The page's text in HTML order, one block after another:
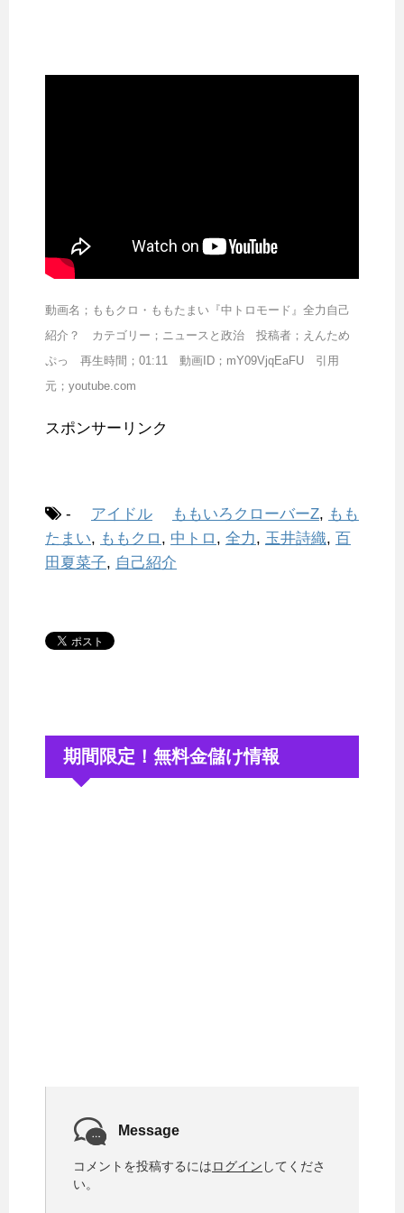
動画名；ももクロ・ももたまい『中トロモード』全力自己
紹介？ カテゴリー；ニュースと政治 投稿者；えんため
ぷっ 再生時間；01:11 動画ID；mY09VjqEaFU 引用
元；youtube.com
スポンサーリンク
- アイドル ももいろクローバーZ, もも
たまい, ももクロ , 中トロ , 全力, 玉井詩織, 百
田夏菜子, 自己紹介
期間限定！無料金儲け情報
Message
コメントを投稿するにはログイン してくださ
い。